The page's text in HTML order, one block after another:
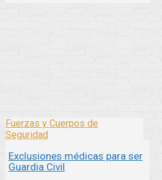
Fuerzas y Cuerpos de
Seguridad
Exclusiones médicas para ser
Guardia Civil